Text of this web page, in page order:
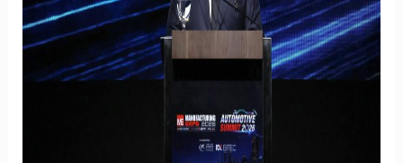
เกาหลีใต้
หนุน
เป้า
หมาย